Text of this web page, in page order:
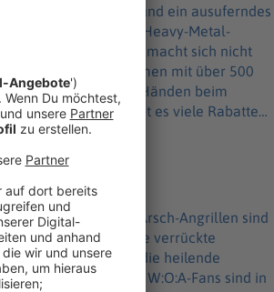
im Reißverschluss und ein ausuferndes
Air. Beim größten Heavy-Metal-
Wiebke Düsberg macht sich nicht
an – zusammen mit über 500
Fans sind in guten Händen beim
notaufnahme Ihr möchtet
ein ausuferndes Arsch-Angrillen sind
der Welt gibt es viele verrückte
sondern nimmt die heilende
Squads. 85.000 W:O:A-Fans sind in